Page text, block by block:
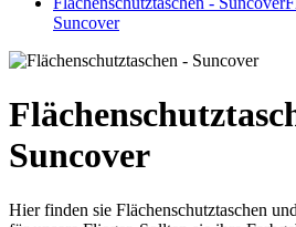
Suncover
Suncover
Hier finden sie Flächenschutztaschen